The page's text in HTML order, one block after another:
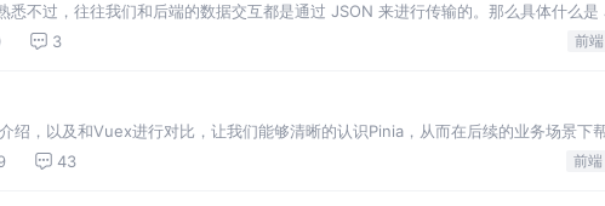
悉不过，往往我们和后端的数据交互都是通过 JSON 来进行传输的。那么具体什么是
3 前端
绍，以及和Vuex进行对比，让我们能够清晰的认识Pinia，从而在后续的业务场景下
43 前端